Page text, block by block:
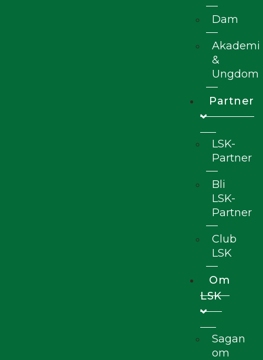
Dam
Akademi
&
Ungdom
Partner
LSK-
Partner
Bli
LSK-
Partner
Club
LSK
Om
LSK
Sagan
om